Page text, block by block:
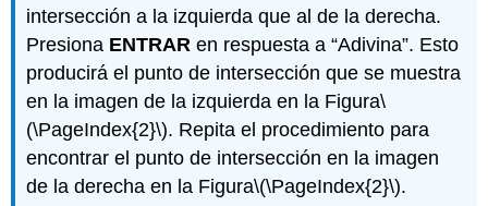
intersección a la izquierda que al de la derecha.
Presiona ENTRAR en respuesta a “Adivina”. Esto
producirá el punto de intersección que se muestra
en la imagen de la izquierda en la Figura\
(\PageIndex{2}\). Repita el procedimiento para
encontrar el punto de intersección en la imagen
de la derecha en la Figura\(\PageIndex{2}\).